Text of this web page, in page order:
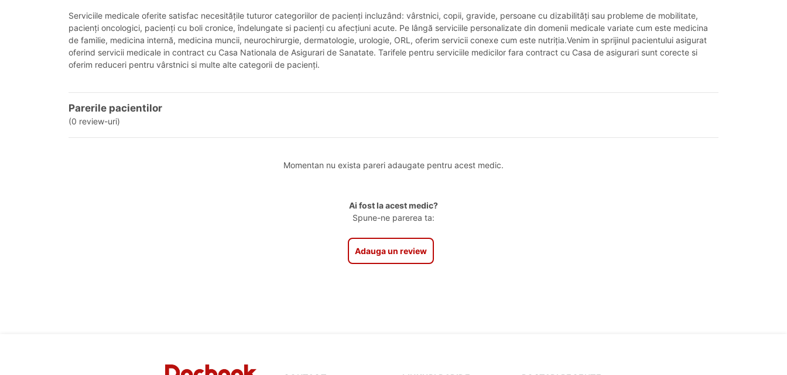
Serviciile medicale oferite satisfac necesitățile tuturor categoriilor de pacienți incluzând: vârstnici, copii, gravide, persoane cu dizabilități sau probleme de mobilitate,
pacienți oncologici, pacienți cu boli cronice, îndelungate si pacienți cu afecțiuni acute. Pe lângă serviciile personalizate din domenii medicale variate cum este medicina
de familie, medicina internă, medicina muncii, neurochirurgie, dermatologie, urologie, ORL, oferim servicii conexe cum este nutriția.Venim in sprijinul pacientului asigurat
oferind servicii medicale in contract cu Casa Nationala de Asigurari de Sanatate. Tarifele pentru serviciile medicilor fara contract cu Casa de asigurari sunt corecte si
oferim reduceri pentru vârstnici si multe alte categorii de pacienți.
Parerile pacientilor
(0 review-uri)
Momentan nu exista pareri adaugate pentru acest medic.
Ai fost la acest medic?
Spune-ne parerea ta:
Adauga un review